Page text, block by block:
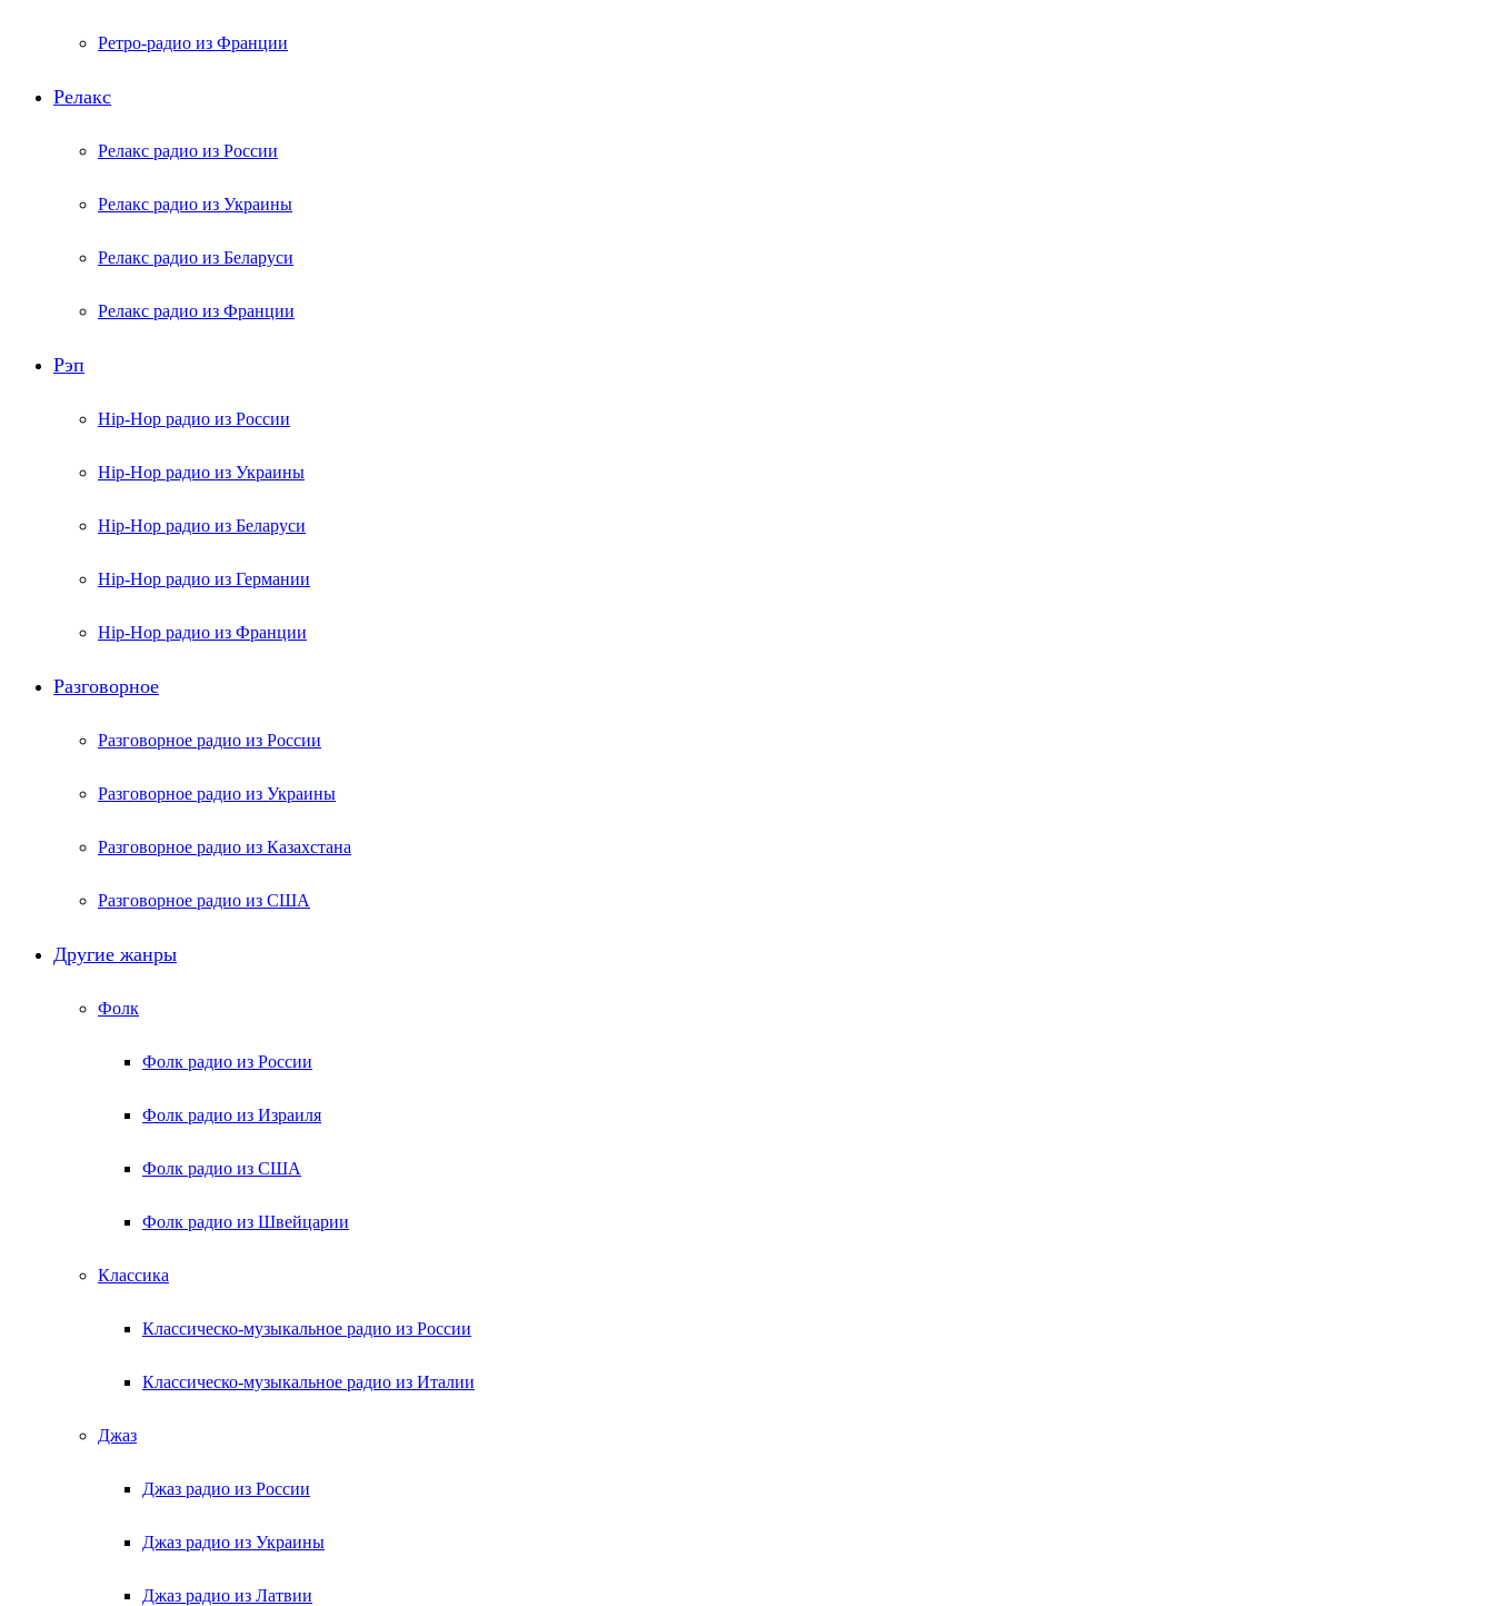
Ретро-радио из Франции
Релакс
Релакс радио из России
Релакс радио из Украины
Релакс радио из Беларуси
Релакс радио из Франции
Рэп
Hip-Hop радио из России
Hip-Hop радио из Украины
Hip-Hop радио из Беларуси
Hip-Hop радио из Германии
Hip-Hop радио из Франции
Разговорное
Разговорное радио из России
Разговорное радио из Украины
Разговорное радио из Казахстана
Разговорное радио из США
Другие жанры
Фолк
Фолк радио из России
Фолк радио из Израиля
Фолк радио из США
Фолк радио из Швейцарии
Классика
Классическо-музыкальное радио из России
Классическо-музыкальное радио из Италии
Джаз
Джаз радио из России
Джаз радио из Украины
Джаз радио из Латвии